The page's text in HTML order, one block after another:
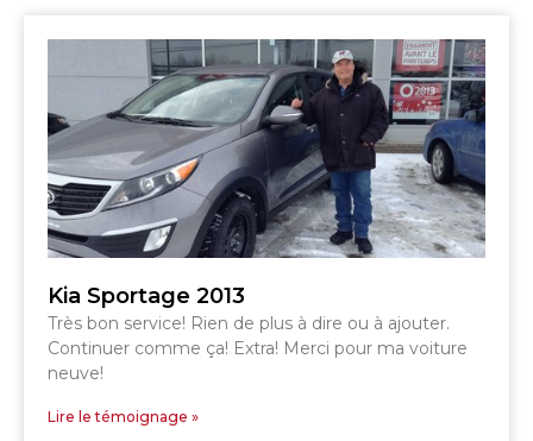
Kia Sportage 2013
Très bon service! Rien de plus à dire ou à ajouter.
Continuer comme ça! Extra! Merci pour ma voiture
neuve!
Lire le témoignage »
TÉLÉPHONEZ
819 564-2196
GRANBY
DRUMMONDVILLE
ESTRIE
SHERBROOKE